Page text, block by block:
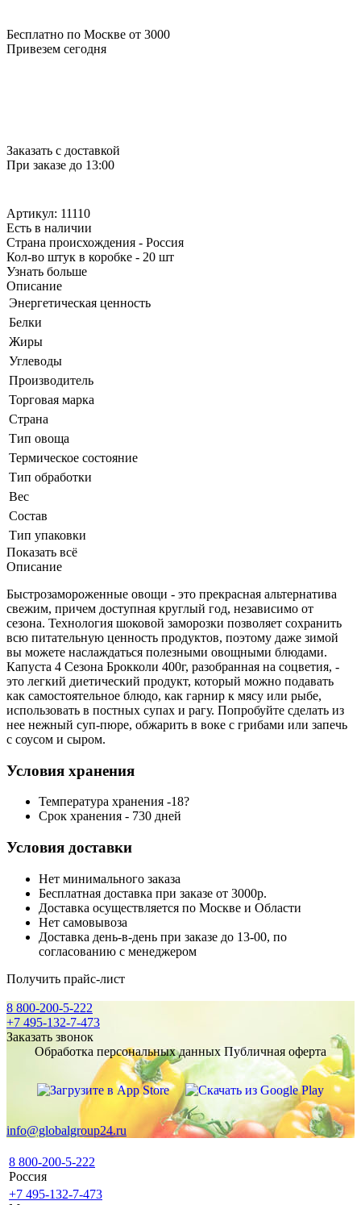
Бесплатно по Москве от 3000
Привезем сегодня
Заказать с доставкой
При заказе до 13:00
Артикул: 11110
Есть в наличии
Страна происхождения - Россия
Кол-во штук в коробке - 20 шт
Узнать больше
Описание
Энергетическая ценность
Белки
Жиры
Углеводы
Производитель
Торговая марка
Страна
Тип овоща
Термическое состояние
Тип обработки
Вес
Состав
Тип упаковки
Показать всё
Описание
Быстрозамороженные овощи - это прекрасная альтернатива
свежим, причем доступная круглый год, независимо от
сезона. Технология шоковой заморозки позволяет сохранить
всю питательную ценность продуктов, поэтому даже зимой
вы можете наслаждаться полезными овощными блюдами.
Капуста 4 Сезона Брокколи 400г, разобранная на соцветия, -
это легкий диетический продукт, который можно подавать
как самостоятельное блюдо, как гарнир к мясу или рыбе,
использовать в постных супах и рагу. Попробуйте сделать из
нее нежный суп-пюре, обжарить в воке с грибами или запечь
с соусом и сыром.
Условия хранения
Температура хранения -18?
Срок хранения - 730 дней
Условия доставки
Нет минимального заказа
Бесплатная доставка при заказе от 3000р.
Доставка осуществляется по Москве и Области
Нет самовывоза
Доставка день-в-день при заказе до 13-00, по
согласованию с менеджером
Получить прайс-лист
8 800-200-5-222
+7 495-132-7-473
Заказать звонок
Обработка персональных данных Публичная оферта
info@globalgroup24.ru
8 800-200-5-222
Россия
+7 495-132-7-473